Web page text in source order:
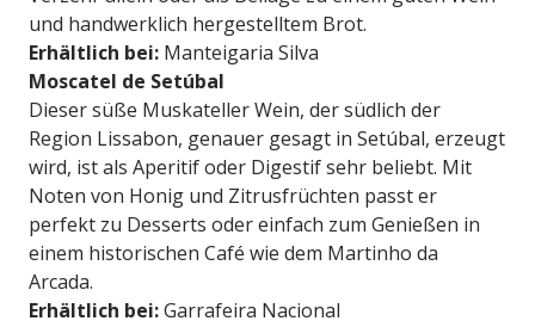
und handwerklich hergestelltem Brot.
Erhältlich bei: Manteigaria Silva
Moscatel de Setúbal
Dieser süße Muskateller Wein, der südlich der
Region Lissabon, genauer gesagt in Setúbal, erzeugt
wird, ist als Aperitif oder Digestif sehr beliebt. Mit
Noten von Honig und Zitrusfrüchten passt er
perfekt zu Desserts oder einfach zum Genießen in
einem historischen Café wie dem Martinho da
Arcada.
Erhältlich bei:Garrafeira Nacional